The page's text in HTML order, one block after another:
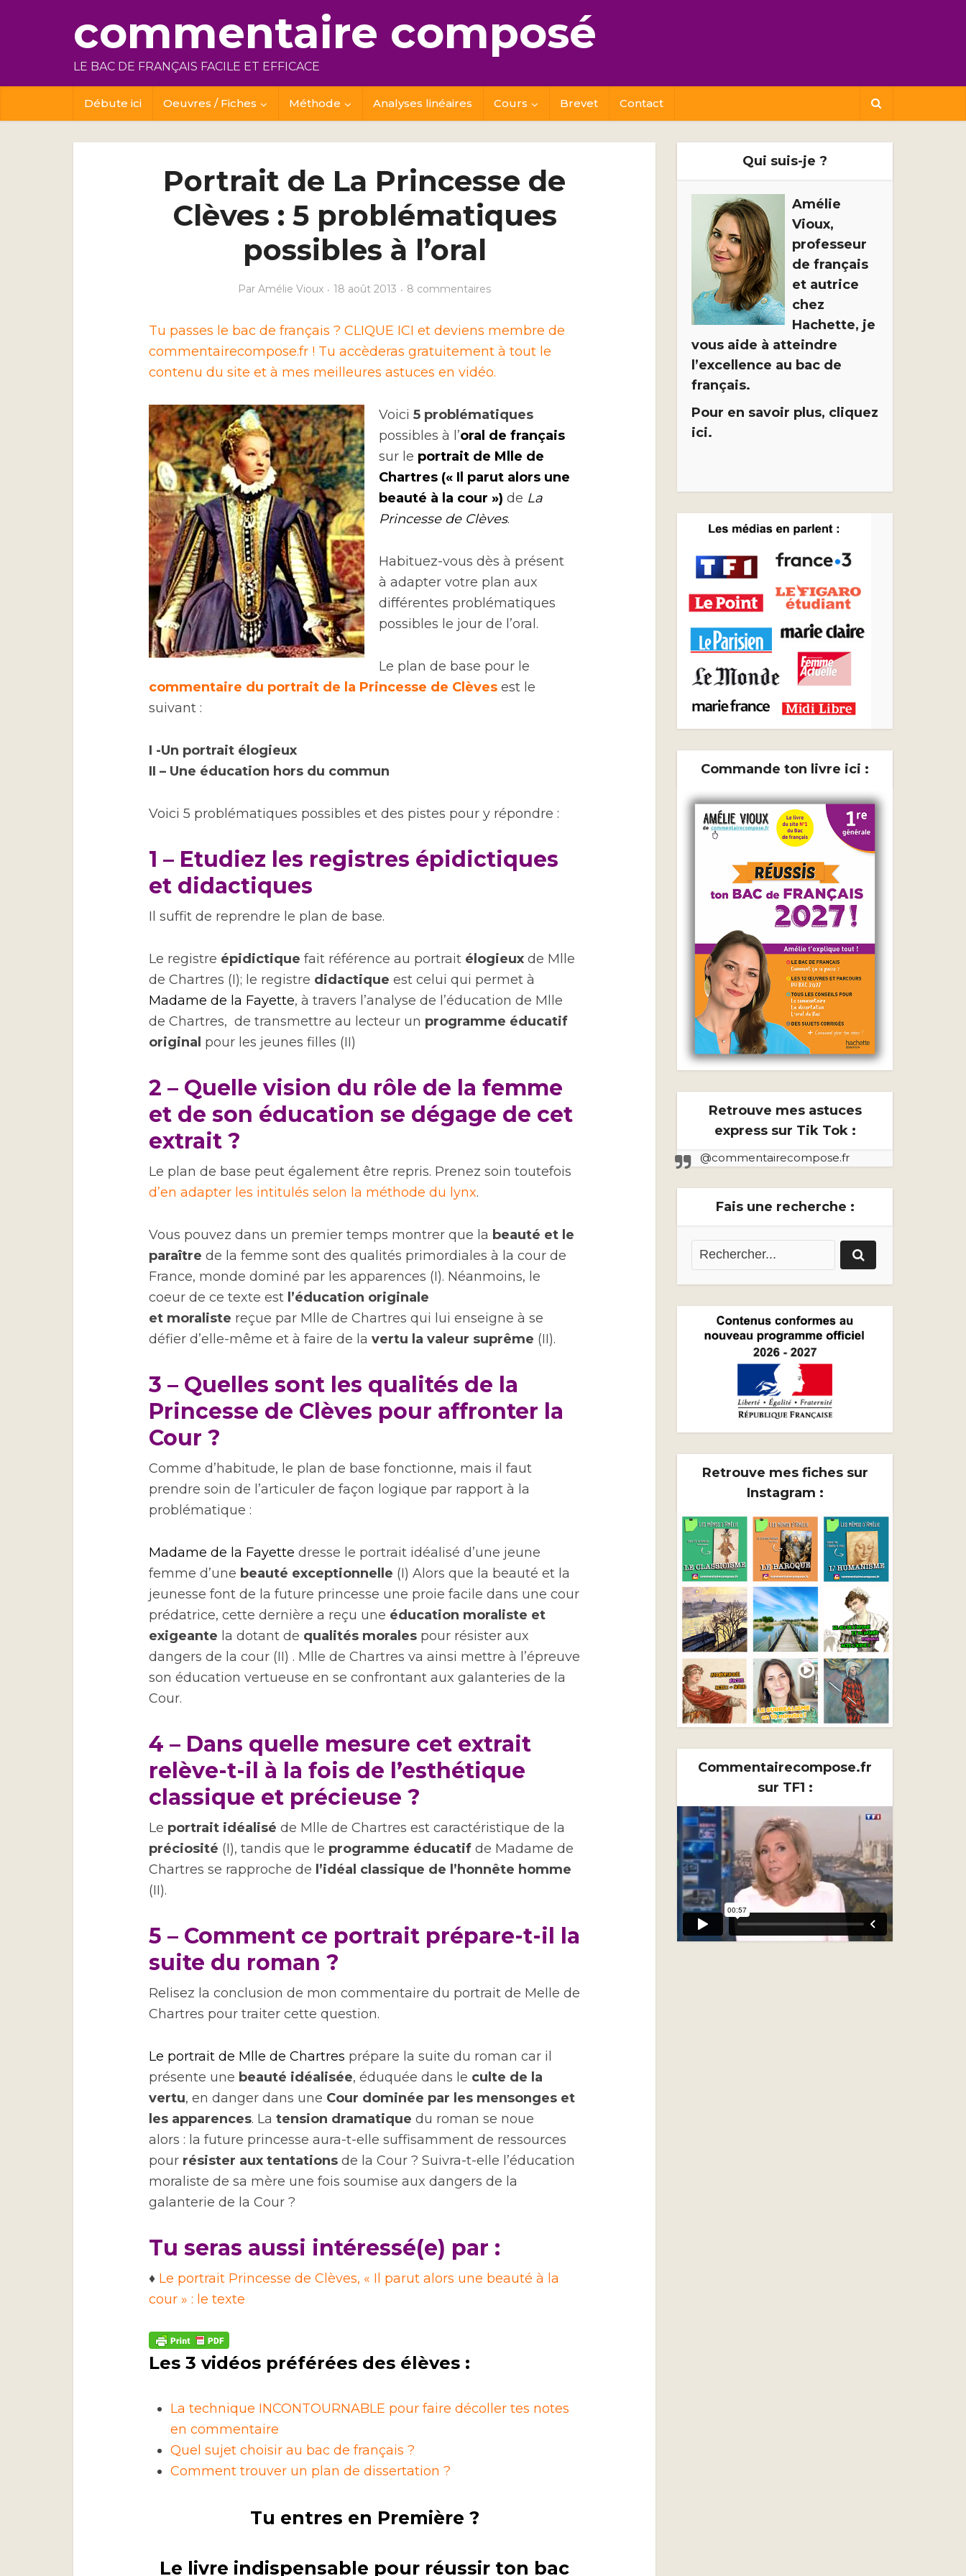
commentaire composé
LE BAC DE FRANÇAIS FACILE ET EFFICACE
Débute ici Oeuvres / Fiches Méthode Analyses linéaires Cours Brevet Contact
Portrait de La Princesse de
Clèves : 5 problématiques
possibles à l’oral
Par Amélie Vioux 18 août 2013 8 commentaires
Tu passes le bac de français ? CLIQUE ICI et deviens membre de
commentairecompose.fr ! Tu accèderas gratuitement à tout le
contenu du site et à mes meilleures astuces en vidéo.
Voici 5 problématiques
possibles à l’oral de français
sur le portrait de Mlle de
Chartres (« Il parut alors une
beauté à la cour ») de La
Princesse de Clèves.
Habituez-vous dès à présent
à adapter votre plan aux
différentes problématiques
possibles le jour de l’oral.
Le plan de base pour le
commentaire du portrait de la Princesse de Clèves est le
suivant :
I -Un portrait élogieux
II – Une éducation hors du commun
Voici 5 problématiques possibles et des pistes pour y répondre :
1 – Etudiez les registres épidictiques
et didactiques
Il suffit de reprendre le plan de base.
Le registre épidictique fait référence au portrait élogieux de Mlle
de Chartres (I); le registre didactique est celui qui permet à
Madame de la Fayette, à travers l’analyse de l’éducation de Mlle
de Chartres, de transmettre au lecteur un programme éducatif
original pour les jeunes filles (II)
2 – Quelle vision du rôle de la femme
et de son éducation se dégage de cet
extrait ?
Le plan de base peut également être repris. Prenez soin toutefois
d’en adapter les intitulés selon la méthode du lynx.
Vous pouvez dans un premier temps montrer que la beauté et le
paraître de la femme sont des qualités primordiales à la cour de
France, monde dominé par les apparences (I). Néanmoins, le
coeur de ce texte est l’éducation originale
et moraliste reçue par Mlle de Chartres qui lui enseigne à se
défier d’elle-même et à faire de la vertu la valeur suprême (II).
3 – Quelles sont les qualités de la
Princesse de Clèves pour affronter la
Cour ?
Comme d’habitude, le plan de base fonctionne, mais il faut
prendre soin de l’articuler de façon logique par rapport à la
problématique :
Madame de la Fayette dresse le portrait idéalisé d’une jeune
femme d’une beauté exceptionnelle (I) Alors que la beauté et la
jeunesse font de la future princesse une proie facile dans une cour
prédatrice, cette dernière a reçu une éducation moraliste et
exigeante la dotant de qualités morales pour résister aux
dangers de la cour (II) . Mlle de Chartres va ainsi mettre à l’épreuve
son éducation vertueuse en se confrontant aux galanteries de la
Cour.
4 – Dans quelle mesure cet extrait
relève-t-il à la fois de l’esthétique
classique et précieuse ?
Le portrait idéalisé de Mlle de Chartres est caractéristique de la
préciosité (I), tandis que le programme éducatif de Madame de
Chartres se rapproche de l’idéal classique de l’honnête homme
(II).
5 – Comment ce portrait prépare-t-il la
suite du roman ?
Relisez la conclusion de mon commentaire du portrait de Melle de
Chartres pour traiter cette question.
Le portrait de Mlle de Chartres prépare la suite du roman car il
présente une beauté idéalisée, éduquée dans le culte de la
vertu, en danger dans une Cour dominée par les mensonges et
les apparences. La tension dramatique du roman se noue
alors : la future princesse aura-t-elle suffisamment de ressources
pour résister aux tentations de la Cour ? Suivra-t-elle l’éducation
moraliste de sa mère une fois soumise aux dangers de la
galanterie de la Cour ?
Tu seras aussi intéressé(e) par :
♦ Le portrait Princesse de Clèves, « Il parut alors une beauté à la
cour » : le texte
Les 3 vidéos préférées des élèves :
La technique INCONTOURNABLE pour faire décoller tes notes
en commentaire
Quel sujet choisir au bac de français ?
Comment trouver un plan de dissertation ?
Tu entres en Première ?
Le livre indispensable pour réussir ton bac
Qui suis-je ?
Amélie
Vioux,
professeur
de français
et autrice
chez
Hachette, je
vous aide à atteindre
l’excellence au bac de
français.
Pour en savoir plus, cliquez
ici.
Commande ton livre ici :
Retrouve mes astuces
express sur Tik Tok :
@commentairecompose.fr
Fais une recherche :
Retrouve mes fiches sur
Instagram :
Commentairecompose.fr
sur TF1 :